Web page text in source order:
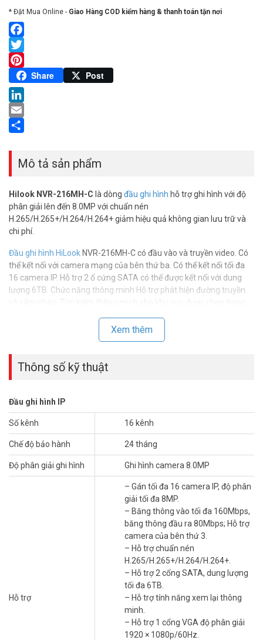
* Đặt Mua Online - Giao Hàng COD kiểm hàng & thanh toán tận nơi
Facebook
Twitter
Pinterest
Share Post
LinkedIn
Email
Mô tả sản phẩm
Hilook NVR-216MH-C là dòng đầu ghi hình hỗ trợ ghi hình với độ
phân giải lên đến 8.0MP với chuẩn nén
H.265/H.265+/H.264/H.264+ giảm hiệu quả không gian lưu trữ và
chi phí.
Đầu ghi hình HiLookNVR-216MH-C có đầu vào và truyền video. Có
thể kết nối với camera mạng của bên thứ ba. Có thể kết nối tối đa
16 camera IP. Hỗ trợ 2 ổ cứng SATA có thể được kết nối với dung
lượng 6TB. Chức năng thông minh Hỗ trợ phát hiện đường truyền
Thông số kỹ thuật đầu ghi hình IP 16 kênh
Hilook NVR-216MH-C
– Gán tối đa 16 camera IP, độ phân giải tối đa 8MP.
trợ camera của bên thứ 3.
– Hỗ trợ chuẩn nén H.265/H.265+/H.264/H.264+.
– Hỗ trợ 2 cổng SATA, dung lượng tối đa 6TB.
– Hỗ trợ tính năng xem lại thông minh.
– Hỗ trợ 1 cổng VGA độ phân giải 1920 × 1080p/60Hz.
– Hỗ trợ 1 cổng HDMI độ phân giải 4K (3840 × 2160)/30Hz.
– Hỗ trợ Cổng VGA và cổng HDMI hiển thị đôc lập.
– Hỗ trợ 1 cổng mạng 10/100/1000Mbps.
là nhà phân phối, chuyên cung cấp đầu ghi hình
IP, HDTVI, chất lượng tốt nhất tại Hà Nội, Sài Gòn. Để cập nhật thông
tin giá Hilook NVR-216MH-C mới nhất, quý khách hàng vui lòng liên
hệ HOTLINE 1900 9259 để được hỗ trợ tốt nhất. Tham khảo thêm
Facebook Vuhoangtelecom nhé.
Xem thêm
Thông số kỹ thuật
Đầu ghi hình IP
Số kênh 16 kênh
Chế độ bảo hành 24 tháng
Độ phân giải ghi hình Ghi hình camera 8.0MP
Hỗ trợ
– Gán tối đa 16 camera IP, độ phân
giải tối đa 8MP.
– Băng thông vào tối đa 160Mbps,
băng thông đầu ra 80Mbps; Hỗ trợ
camera của bên thứ 3.
– Hỗ trợ chuẩn nén
H.265/H.265+/H.264/H.264+.
– Hỗ trợ 2 cổng SATA, dung lượng
tối đa 6TB.
– Hỗ trợ tính năng xem lại thông
minh.
– Hỗ trợ 1 cổng VGA độ phân giải
1920 × 1080p/60Hz.